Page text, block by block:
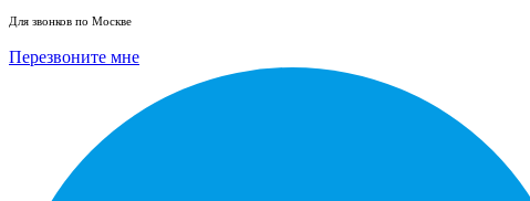
Для звонков по Москве
Перезвоните мне